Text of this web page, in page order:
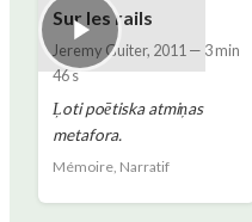
Sur les rails
Jeremy Guiter, 2011 — 3 min
46 s
Ļoti poētiska atmiņas
metafora.
Mémoire, Narratif